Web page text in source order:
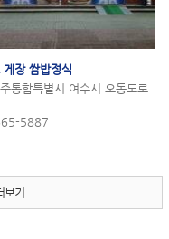
게장 쌈밥정식
통합특별시 여수시 오동도로
5887
기